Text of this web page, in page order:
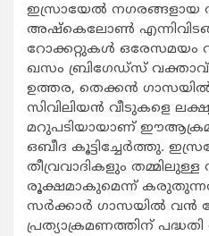
ഇസ്രായേല്‍
അഷ്കെലോണ്‍
റോക്കറ്റുകള്‍ ഒരേസമയം
ഖസം ബ്രിഗേഡ്സ്
ഉത്തര, തെക്കന്‍
സിവിലിയന്‍ വീടുകളെ
മറുപടിയായാണ്
ഒബീദ കൂട്ടിച്ചേര്‍ത്തു.
തീവ്രവാദികളും
രൂക്ഷമാകുമെന്ന്
സര്‍ക്കാര്‍ ഗാസയില്‍ വന്‍
പ്രത്യാക്രമണത്തിന്